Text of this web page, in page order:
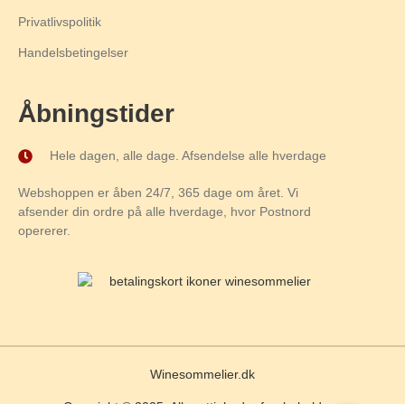
Privatlivspolitik
Handelsbetingelser
Åbningstider
Hele dagen, alle dage. Afsendelse alle hverdage
Webshoppen er åben 24/7, 365 dage om året. Vi
afsender din ordre på alle hverdage, hvor Postnord
opererer.
Winesommelier.dk